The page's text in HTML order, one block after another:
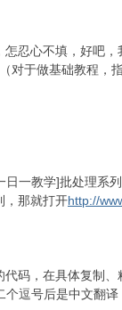
忍心不填，好吧
对于做基础教程，
日一教学]批处理系
，那就打开http://
码，在具体复制
逗号后是中文翻